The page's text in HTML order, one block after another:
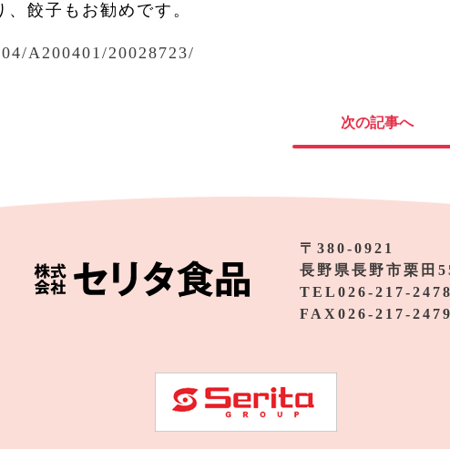
餃子もお勧めです。
A200401/20028723/
次の記事へ
〒380-0921
長野県長野市栗田
TEL026-217-
FAX026-217-